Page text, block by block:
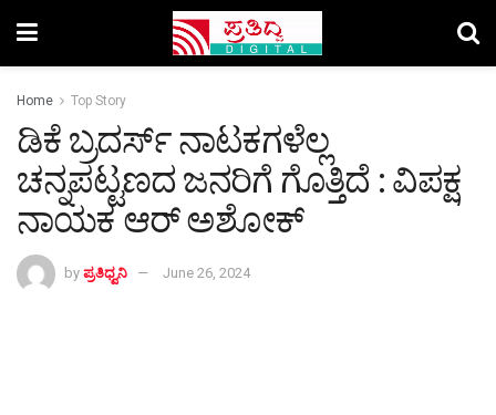
Home Top Story
ಡಿಕೆ ಬ್ರದರ್ಸ್ ನಾಟಕಗಳೆಲ್ಲ
ಚನ್ನಪಟ್ಟಣದ ಜನರಿಗೆ ಗೊತ್ತಿದೆ : ವಿಪಕ್ಷ
ನಾಯಕ ಆರ್ ಅಶೋಕ್
by ಪ್ರತಿಧ್ವನಿ June 26, 2024